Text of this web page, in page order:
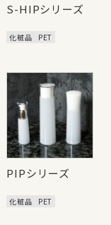
S-HIPシリーズ
化粧品 PET
PIPシリーズ
化粧品 PET